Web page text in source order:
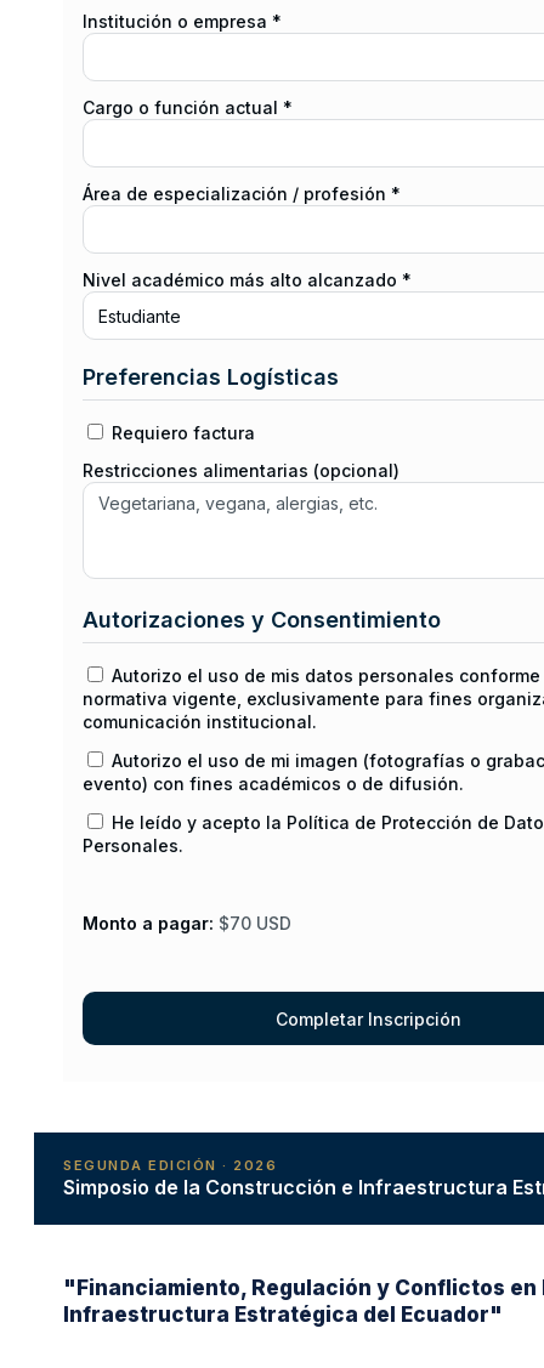
Institución o empresa *
Cargo o función actual *
Área de especialización / profesión *
Nivel académico más alto alcanzado *
Preferencias Logísticas
Requiero factura
Restricciones alimentarias (opcional)
Autorizaciones y Consentimiento
Autorizo el uso de mis datos personales
normativa vigente, exclusivamente para fines
comunicación institucional.
Autorizo el uso de mi imagen (fotografías o
evento) con fines académicos o de difusión.
He leído y acepto la Política de Protección de
Personales.
Monto a pagar: $70 USD
SEGUNDA EDICIÓN · 2026
Simposio de la Construcción e Infraestructura
"Financiamiento, Regulación y Conflictos en
Infraestructura Estratégica del Ecuador"